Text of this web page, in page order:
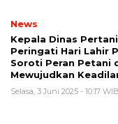
News
Kepala Dinas
Peringati Hari Lahir
Soroti Peran Petani
Mewujudkan
Selasa, 3 Juni 2025 - 10:17 WIB